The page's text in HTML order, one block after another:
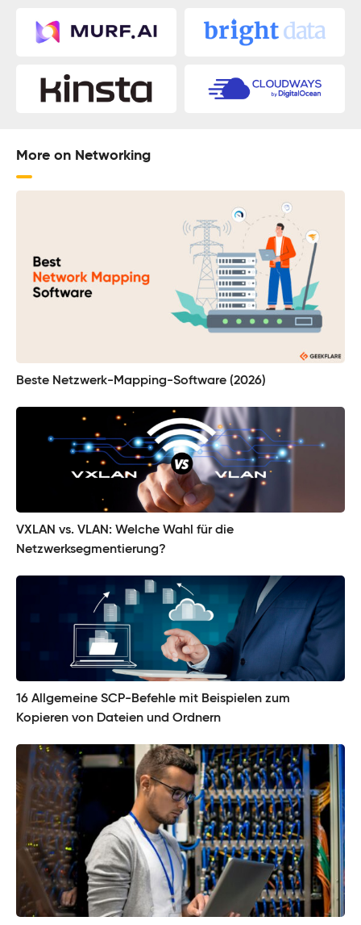
More on Networking
Beste Netzwerk-Mapping-Software (2026)
VXLAN vs. VLAN: Welche Wahl für die
Netzwerksegmentierung?
16 Allgemeine SCP-Befehle mit Beispielen zum
Kopieren von Dateien und Ordnern